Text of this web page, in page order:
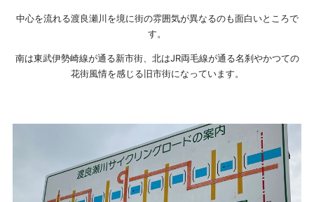
中心を流れる渡良瀬川を境に街の雰囲気が異なるのも面白いところで
す。
南は東武伊勢崎線が通る新市街、北はJR両毛線が通る名刹やかつての
花街風情を感じる旧市街になっています。